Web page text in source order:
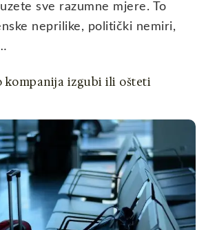
sve razumne mjere. To
neprilike, politički nemiri,
kompanija izgubi ili ošteti